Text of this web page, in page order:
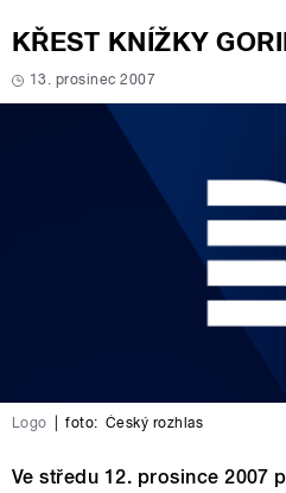
KŘEST KNÍŽKY
13. prosinec 2007
Logo foto: Český rozhlas
Ve středu 12. prosince 2007